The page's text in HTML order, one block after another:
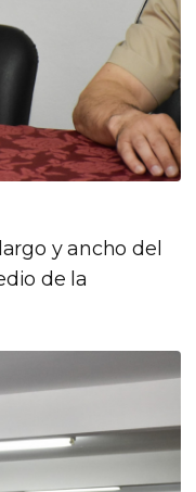
y ancho del
de la